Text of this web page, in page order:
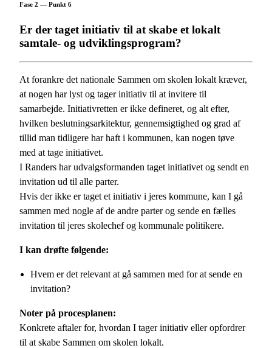
Fase 2 — Punkt 6
Er der taget initiativ til at skabe et lokalt
samtale- og udviklingsprogram?
At forankre det nationale Sammen om skolen lokalt kræver,
at nogen har lyst og tager initiativ til at invitere til
samarbejde. Initiativretten er ikke defineret, og alt efter,
hvilken beslutningsarkitektur, gennemsigtighed og grad af
tillid man tidligere har haft i kommunen, kan nogen tøve
med at tage initiativet.
I Randers har udvalgsformanden taget initiativet og sendt en
invitation ud til alle parter.
Hvis der ikke er taget et initiativ i jeres kommune, kan I gå
sammen med nogle af de andre parter og sende en fælles
invitation til jeres skolechef og kommunale politikere.
I kan drøfte følgende:
Hvem er det relevant at gå sammen med for at sende en
invitation?
Noter på procesplanen:
Konkrete aftaler for, hvordan I tager initiativ eller opfordrer
til at skabe Sammen om skolen lokalt.